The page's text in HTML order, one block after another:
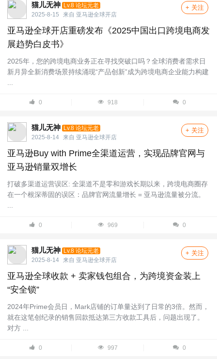
猫儿无神 Lv.8 论坛元老
2025-8-15
来自 亚马逊全球开店
+ 关注
亚马逊全球开店重磅发布《2025中国出口跨境电商发
展趋势白皮书》
2025年，您的跨境电商业务正在寻找突破口吗？全球消费者需求日
新月异全新消费场景持续涌现“产品创新”成为跨境电商企业能力构建
...
0 918 0
猫儿无神 Lv.8 论坛元老
2025-8-14 来自 亚马逊全球开店
+ 关注
亚马逊Buy with Prime全渠道运营，实现品牌官网与
亚马逊销量双增长
打破多渠道运营误区: 全渠道不是零和游戏长期以来，跨境电商圈存
在一个根深蒂固的误区：品牌官网流量增长 = 亚马逊流量被分流。
...
0 969 0
猫儿无神 Lv.8 论坛元老
2025-8-14 来自 亚马逊全球开店
+ 关注
亚马逊全球收款 + 卖家钱包组合，为跨境资金装上
“安全锁”
2024年Prime会员日，Mark店铺的订单量达到了日常的3倍。然而，
就在这笔创纪录的销售回款抵达第三方收款工具后，问题出现了。
对方 ...
0 997 0